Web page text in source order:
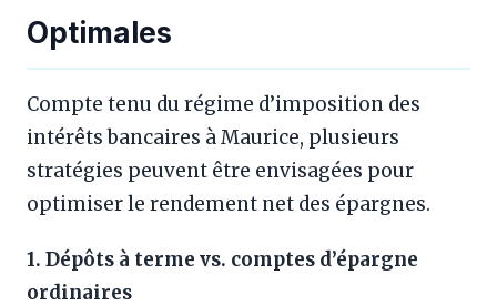
Optimales
Compte tenu du régime d’imposition des
intérêts bancaires à Maurice, plusieurs
stratégies peuvent être envisagées pour
optimiser le rendement net des épargnes.
1. Dépôts à terme vs. comptes d’épargne
ordinaires